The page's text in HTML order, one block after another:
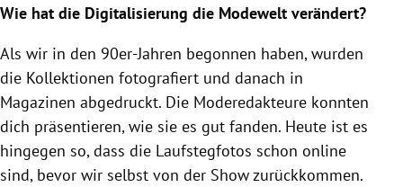
Wie hat die Digitalisierung die Modewelt verändert?
Als wir in den 90er-Jahren begonnen haben, wurden
die Kollektionen fotografiert und danach in
Magazinen abgedruckt. Die Moderedakteure konnten
dich präsentieren, wie sie es gut fanden. Heute ist es
hingegen so, dass die Laufstegfotos schon online
sind, bevor wir selbst von der Show zurückkommen.